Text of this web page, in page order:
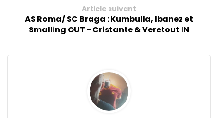
Article suivant
AS Roma/ SC Braga : Kumbulla, Ibanez et
Smalling OUT - Cristante & Veretout IN